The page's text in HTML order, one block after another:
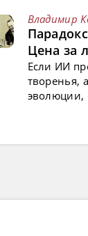
Владимир
Цена за
Если ИИ
творенья,
эволюции,